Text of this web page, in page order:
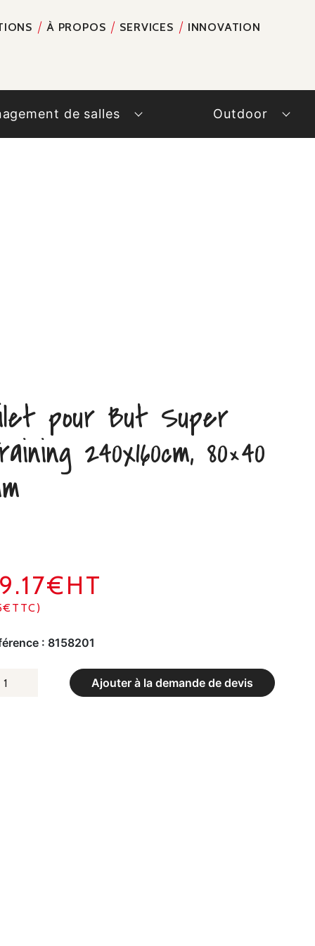
À PROPOS SERVICES INNOVATION
de salles Outdoor
pour But Super
240x160cm, 80×40
: 8158201
Ajouter à la demande de devis